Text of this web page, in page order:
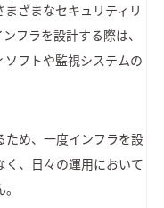
ざまなセキュリティリ
フラを設計する際は、
フトや監視システムの
ため、一度インフラを設
、日々の運用において